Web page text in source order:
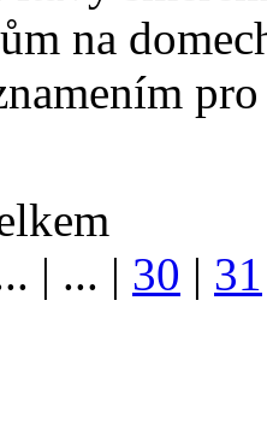
na
| ... | 30 | 31